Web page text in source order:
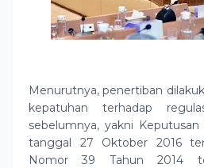
Menurutnya, penertiban
kepatuhan terhadap
sebelumnya, yakni
tanggal 27 Oktober 2016
Nomor 39 Tahun 2014